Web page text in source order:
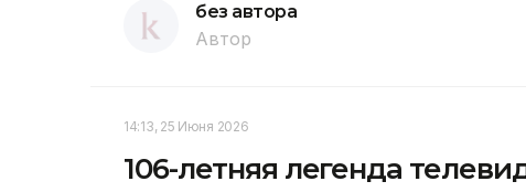
без автора
Автор
14:13, 25 Июня 2026
106-летняя легенда